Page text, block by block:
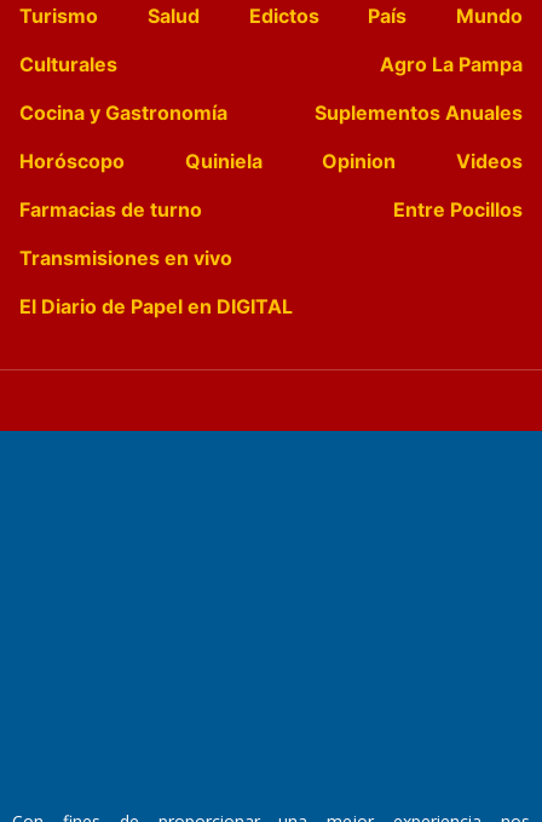
Turismo
Salud Edictos País
Mundo
Culturales
Agro La Pampa
Cocina y Gastronomía
Suplementos Anuales
Horóscopo
Quiniela Opinion
Videos
Farmacias de turno
Entre Pocillos
Transmisiones en vivo
El Diario de Papel en DIGITAL